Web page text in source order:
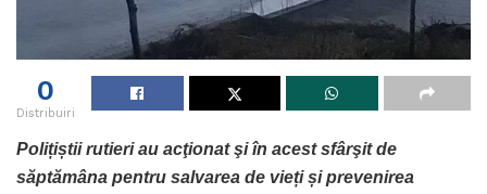
0
Distribuiri
Polițiștii rutieri au acţionat şiîn acest sfârşit de
săptămâna pentru salvarea de vieți și prevenirea